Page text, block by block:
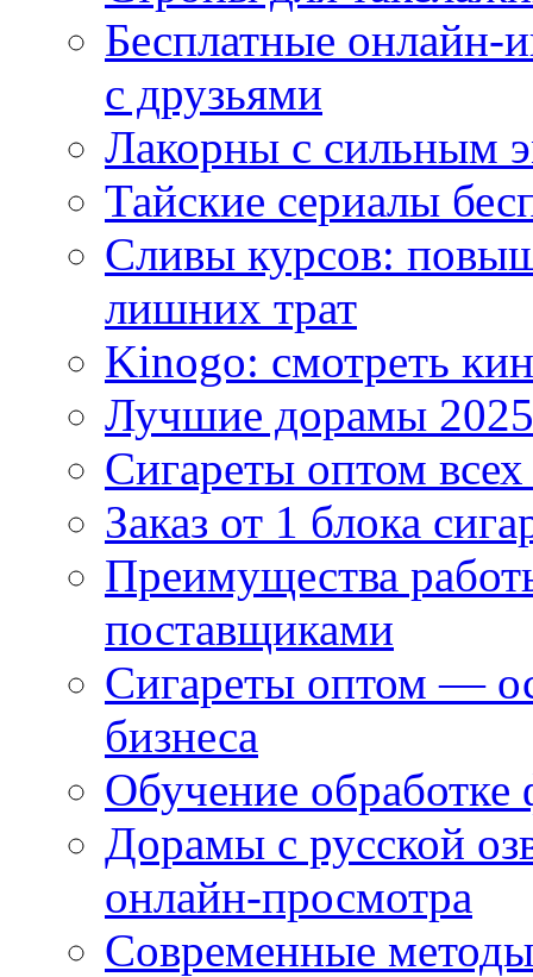
Бесплатные
с друзьями
Лакорны с сильным
Тайские сериалы
Сливы курсов:
лишних трат
Kinogo: смотреть
Лучшие дорамы
Сигареты оптом
Заказ от 1 блока
Преимущества
поставщиками
Сигареты оптом —
бизнеса
Обучение
Дорамы с русской
онлайн-просмотра
Современные